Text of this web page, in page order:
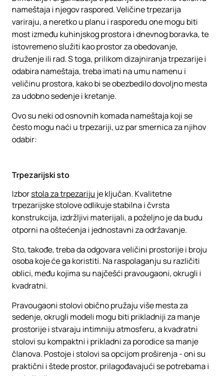
nameštaja i njegov raspored. Veličine trpezarija
variraju, a neretko u planu i rasporedu one mogu biti
most između kuhinjskog prostora i dnevnog boravka, te
istovremeno služiti kao prostor za obedovanje,
druženje ili rad. S toga, prilikom dizajniranja trpezarije i
odabira nameštaja, treba imati na umu namenu i
veličinu prostora, kako bi se obezbedilo dovoljno mesta
za udobno sedenje i kretanje.
Ovo su neki od osnovnih komada nameštaja koji se
često mogu naći u trpezariji, uz par smernica za njihov
odabir:
Trpezarijski sto
Izborstola za trpezariju je ključan. Kvalitetne
trpezarijske stolove odlikuje stabilna i čvrsta
konstrukcija, izdržljivi materijali, a poželjno je da budu
otporni na oštećenja i jednostavni za održavanje.
Sto, takođe, treba da odgovara veličini prostorije i broju
osoba koje će ga koristiti. Na raspolaganju su različiti
oblici, među kojima su najčešći pravougaoni, okrugli i
kvadratni.
Pravougaoni stolovi obično pružaju više mesta za
sedenje, okrugli modeli mogu biti prikladniji za manje
prostorije i stvaraju intimniju atmosferu, a kvadratni
stolovi su kompaktni i prikladni za porodice sa manje
članova. Postoje i stolovi sa opcijom proširenja - oni su
praktični i štede prostor, prilagođavajući se potrebama i